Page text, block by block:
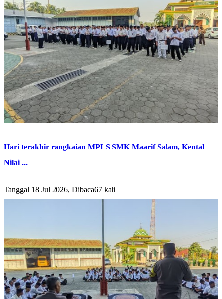
Hari terakhir rangkaian MPLS SMK Maarif Salam, Kental
Nilai ...
Tanggal 18 Jul 2026, Dibaca67 kali